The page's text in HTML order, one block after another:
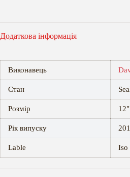
Додаткова інформація
Виконавець
Стан
Розмір 12"
Рік випуску
Lable Iso